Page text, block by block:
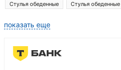
Стулья обеденные Стулья
показать еще